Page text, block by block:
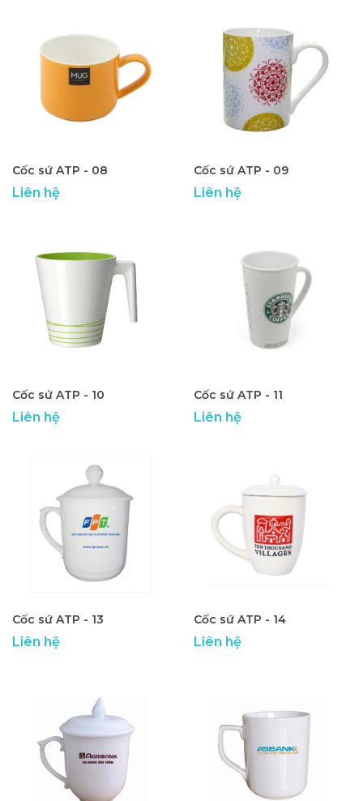
Cốc sứ ATP - 08
Liên hệ
Cốc sứ ATP - 09
Liên hệ
Cốc sứ ATP - 10
Liên hệ
Cốc sứ ATP - 11
Liên hệ
Cốc sứ ATP - 13
Liên hệ
Cốc sứ ATP - 14
Liên hệ